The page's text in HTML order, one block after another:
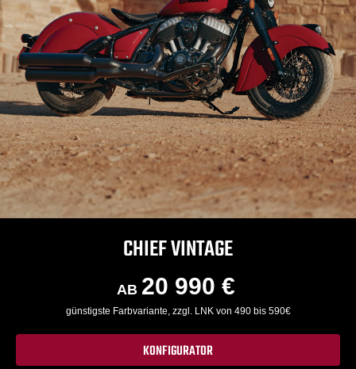
CHIEF VINTAGE
AB 20 990 €
günstigste Farbvariante, zzgl. LNK von 490 bis 590€
KONFIGURATOR